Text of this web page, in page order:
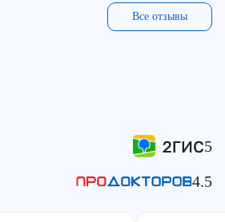
Все отзывы
5
4.5